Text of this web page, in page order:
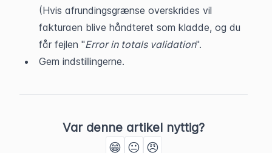
(Hvis afrundingsgrænse overskrides vil
fakturaen blive håndteret som kladde, og du
får fejlen "Error in totals validation".
Gem indstillingerne.
Var denne artikel nyttig?
😁 😐 😠